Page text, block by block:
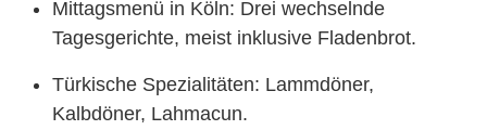
Mittagsmenü in Köln: Drei wechselnde
Tagesgerichte, meist inklusive Fladenbrot.
Türkische Spezialitäten: Lammdöner,
Kalbdöner, Lahmacun.